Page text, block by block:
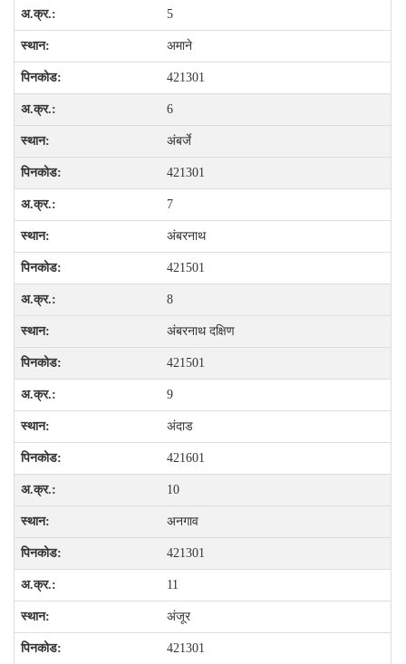
5
अमाने
421301
6
अंबर्जे
421301
7
अंबरनाथ
421501
8
अंबरनाथ दक्षिण
421501
9
अंदाड
421601
10
अनगाव
421301
11
अंजूर
421301